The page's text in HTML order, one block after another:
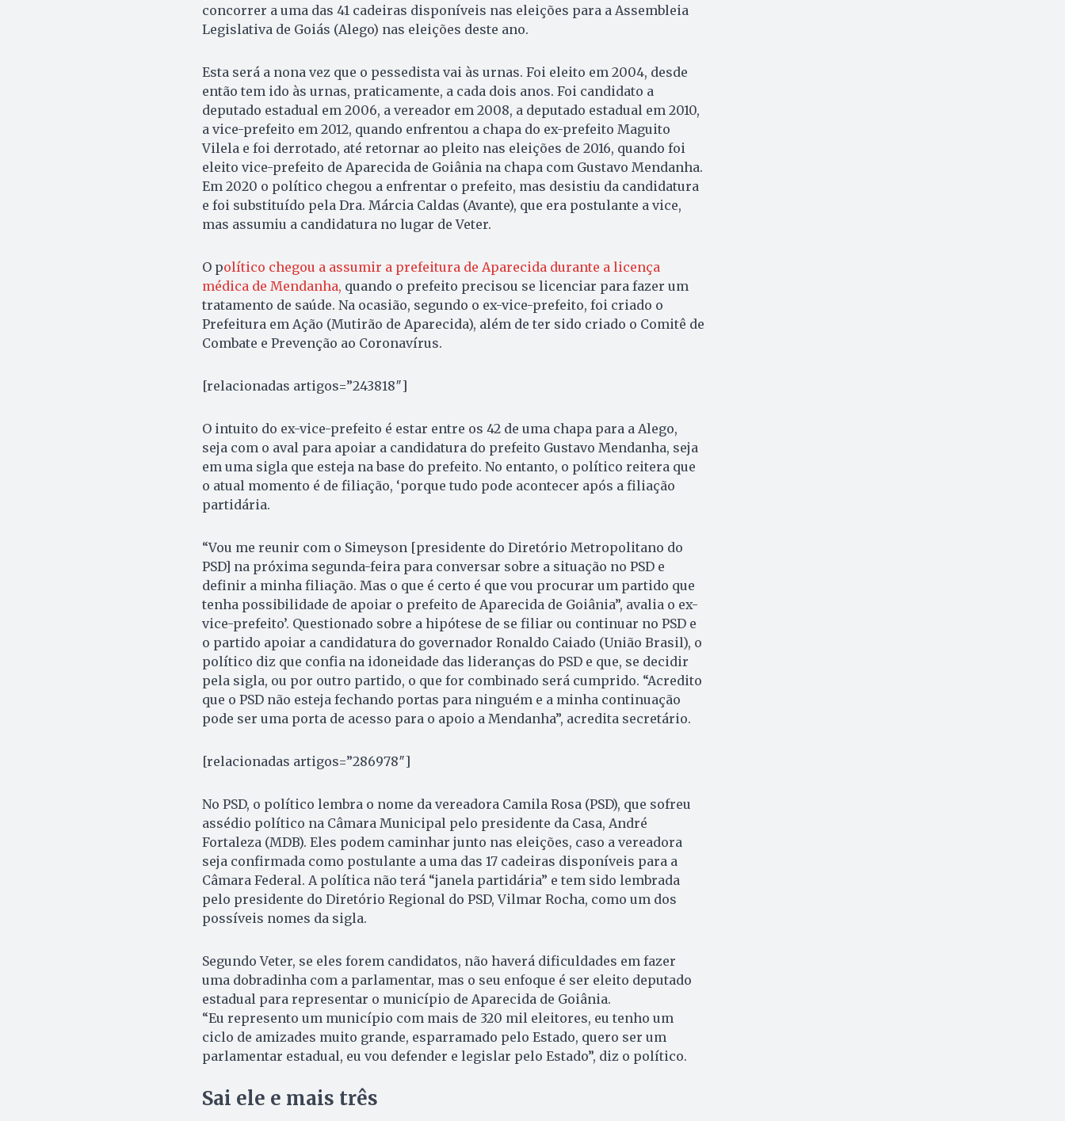
concorrer a uma das 41 cadeiras disponíveis nas eleições para a Assembleia
Legislativa de Goiás (Alego) nas eleições deste ano.
Esta será a nona vez que o pessedista vai às urnas. Foi eleito em 2004, desde
então tem ido às urnas, praticamente, a cada dois anos. Foi candidato a
deputado estadual em 2006, a vereador em 2008, a deputado estadual em 2010,
a vice-prefeito em 2012, quando enfrentou a chapa do ex-prefeito Maguito
Vilela e foi derrotado, até retornar ao pleito nas eleições de 2016, quando foi
eleito vice-prefeito de Aparecida de Goiânia na chapa com Gustavo Mendanha.
Em 2020 o político chegou a enfrentar o prefeito, mas desistiu da candidatura
e foi substituído pela Dra. Márcia Caldas (Avante), que era postulante a vice,
mas assumiu a candidatura no lugar de Veter.
O político chegou a assumir a prefeitura de Aparecida durante a licença
médica de Mendanha, quando o prefeito precisou se licenciar para fazer um
tratamento de saúde. Na ocasião, segundo o ex-vice-prefeito, foi criado o
Prefeitura em Ação (Mutirão de Aparecida), além de ter sido criado o Comitê de
Combate e Prevenção ao Coronavírus.
[relacionadas artigos=”243818″]
O intuito do ex-vice-prefeito é estar entre os 42 de uma chapa para a Alego,
seja com o aval para apoiar a candidatura do prefeito Gustavo Mendanha, seja
em uma sigla que esteja na base do prefeito. No entanto, o político reitera que
o atual momento é de filiação, ‘porque tudo pode acontecer após a filiação
partidária.
“Vou me reunir com o Simeyson [presidente do Diretório Metropolitano do
PSD] na próxima segunda-feira para conversar sobre a situação no PSD e
definir a minha filiação. Mas o que é certo é que vou procurar um partido que
tenha possibilidade de apoiar o prefeito de Aparecida de Goiânia”, avalia o ex-
vice-prefeito’. Questionado sobre a hipótese de se filiar ou continuar no PSD e
o partido apoiar a candidatura do governador Ronaldo Caiado (União Brasil), o
político diz que confia na idoneidade das lideranças do PSD e que, se decidir
pela sigla, ou por outro partido, o que for combinado será cumprido. “Acredito
que o PSD não esteja fechando portas para ninguém e a minha continuação
pode ser uma porta de acesso para o apoio a Mendanha”, acredita secretário.
[relacionadas artigos=”286978″]
No PSD, o político lembra o nome da vereadora Camila Rosa (PSD), que sofreu
assédio político na Câmara Municipal pelo presidente da Casa, André
Fortaleza (MDB). Eles podem caminhar junto nas eleições, caso a vereadora
seja confirmada como postulante a uma das 17 cadeiras disponíveis para a
Câmara Federal. A política não terá “janela partidária” e tem sido lembrada
pelo presidente do Diretório Regional do PSD, Vilmar Rocha, como um dos
possíveis nomes da sigla.
Segundo Veter, se eles forem candidatos, não haverá dificuldades em fazer
uma dobradinha com a parlamentar, mas o seu enfoque é ser eleito deputado
estadual para representar o município de Aparecida de Goiânia.
“Eu represento um município com mais de 320 mil eleitores, eu tenho um
ciclo de amizades muito grande, esparramado pelo Estado, quero ser um
parlamentar estadual, eu vou defender e legislar pelo Estado”, diz o político.
Sai ele e mais três